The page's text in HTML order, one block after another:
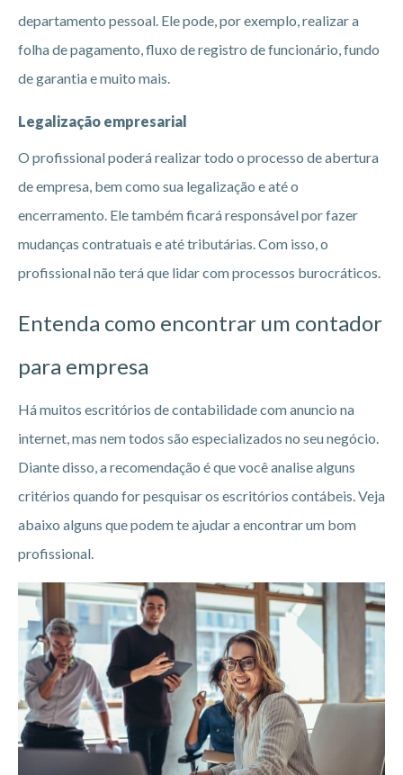
departamento pessoal. Ele pode, por exemplo, realizar a
folha de pagamento, fluxo de registro de funcionário, fundo
de garantia e muito mais.
Legalização empresarial
O profissional poderá realizar todo o processo de abertura
de empresa, bem como sua legalização e até o
encerramento. Ele também ficará responsável por fazer
mudanças contratuais e até tributárias. Com isso, o
profissional não terá que lidar com processos burocráticos.
Entenda como encontrar um contador
para empresa
Há muitos escritórios de contabilidade com anuncio na
internet, mas nem todos são especializados no seu negócio.
Diante disso, a recomendação é que você analise alguns
critérios quando for pesquisar os escritórios contábeis. Veja
abaixo alguns que podem te ajudar a encontrar um bom
profissional.